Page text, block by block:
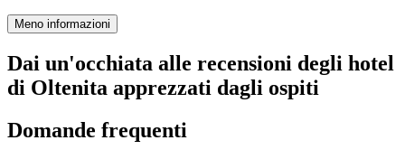
Meno informazioni
Dai un'occhiata alle recensioni degli hotel
di Oltenita apprezzati dagli ospiti
Domande frequenti